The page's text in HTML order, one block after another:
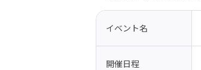
イベント名
開催日程